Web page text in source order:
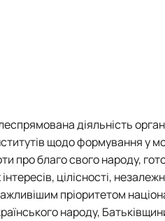
діяльність
щодо формування у
про благо свого народу,
цілісності,
пріоритетом
народу,